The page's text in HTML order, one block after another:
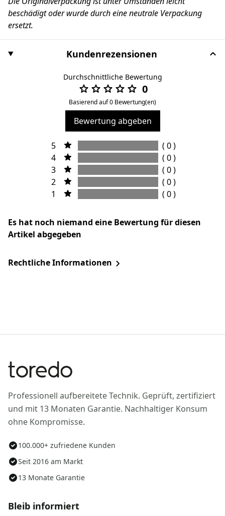
beschädigt oder wurde durch eine neutrale Verpackung
ersetzt.
Kundenrezensionen
Durchschnittliche Bewertung
0
Basierend auf 0 Bewertung(en)
Bewertung abgeben
5
( 0 )
4
( 0 )
3
( 0 )
2
( 0 )
1
( 0 )
Es hat noch niemand eine Bewertung für diesen
Artikel abgegeben
Rechtliche Informationen
Professionell aufbereitete Technik. Geprüft, zertifiziert
und mit 13 Monaten Garantie. Nachhaltiger Konsum
ohne Kompromisse.
100.000+ zufriedene Kunden
Seit 2016 am Markt
13 Monate Garantie
Bleib informiert